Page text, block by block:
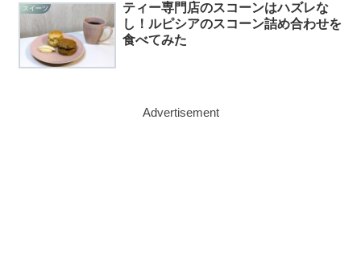
スイーツ
ティー専門店のスコーンはハズレな
し！ルピシアのスコーン詰め合わせを
食べてみた
Advertisement